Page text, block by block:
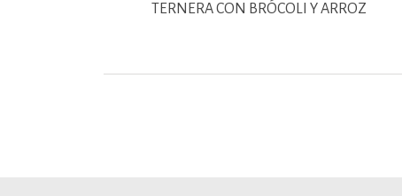
TERNERA CON BRÓCOLI Y ARROZ